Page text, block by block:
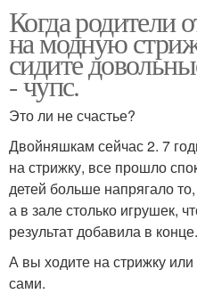
Когда родители
на модную
сидите
- чупс.
Это ли не счастье?
Двойняшкам сейчас 2. 7
на стрижку, все прошло
детей больше напрягало
а в зале столько игрушек,
результат добавила в конце.
А вы ходите на стрижку
сами.